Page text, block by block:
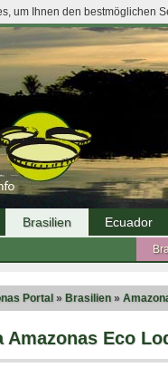
Brasilien Ecuador
Portal » Brasilien »
Amazonas Eco
um Ihnen den bestmöglichen